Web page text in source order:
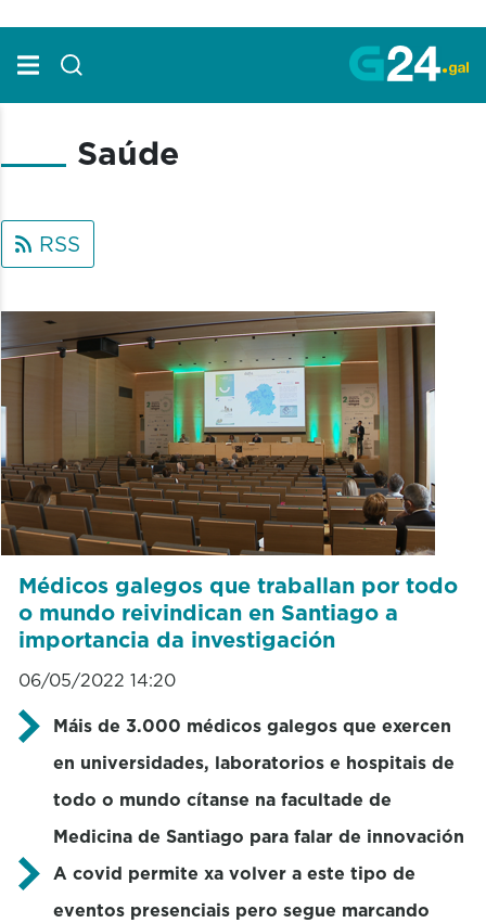
Saúde
RSS
Médicos galegos que traballan por todo
o mundo reivindican en Santiago a
importancia da investigación
06/05/2022 14:20
Máis de 3.000 médicos galegos que exercen
en universidades, laboratorios e hospitais de
todo o mundo cítanse na facultade de
Medicina de Santiago para falar de innovación
A covid permite xa volver a este tipo de
eventos presenciais pero segue marcando